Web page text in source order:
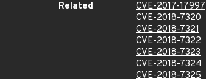
Related
CVE-2017-17997
CVE-2018-7320
CVE-2018-7321
CVE-2018-7322
CVE-2018-7323
CVE-2018-7324
CVE-2018-7325